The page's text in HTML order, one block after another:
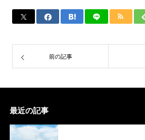
前の記事
最近の記事